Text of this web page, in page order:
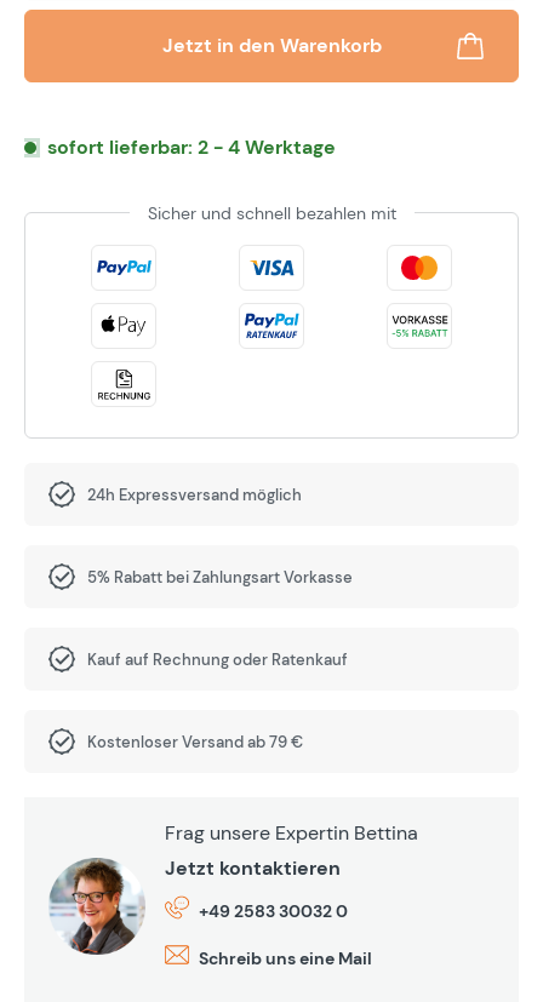
Jetzt in den Warenkorb
sofort lieferbar: 2 - 4 Werktage
Sicher und schnell bezahlen mit
24h Expressversand möglich
5% Rabatt bei Zahlungsart Vorkasse
Kauf auf Rechnung oder Ratenkauf
Kostenloser Versand ab 79 €
Frag unsere Expertin Bettina
Jetzt kontaktieren
+49 2583 30032 0
Schreib uns eine Mail